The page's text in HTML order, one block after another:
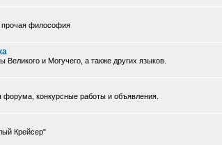
прочая философия
и Могучего, а также других языков.
конкурсные работы и объявления.
Крейсер"